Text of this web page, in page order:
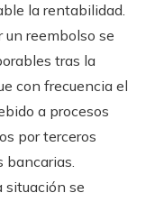
la rentabilidad.
reembolso se
tras la
con frecuencia el
a procesos
por terceros
bancarias.
situación se